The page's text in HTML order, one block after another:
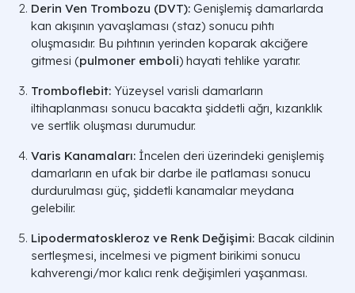
Derin Ven Trombozu (DVT): Genişlemiş damarlarda
kan akışının yavaşlaması (staz) sonucu pıhtı
oluşmasıdır. Bu pıhtının yerinden koparak akciğere
gitmesi (pulmoner emboli) hayati tehlike yaratır.
Tromboflebit: Yüzeysel varisli damarların
iltihaplanması sonucu bacakta şiddetli ağrı, kızarıklık
ve sertlik oluşması durumudur.
Varis Kanamaları: İncelen deri üzerindeki genişlemiş
damarların en ufak bir darbe ile patlaması sonucu
durdurulması güç, şiddetli kanamalar meydana
gelebilir.
Lipodermatoskleroz ve Renk Değişimi: Bacak cildinin
sertleşmesi, incelmesi ve pigment birikimi sonucu
kahverengi/mor kalıcı renk değişimleri yaşanması.